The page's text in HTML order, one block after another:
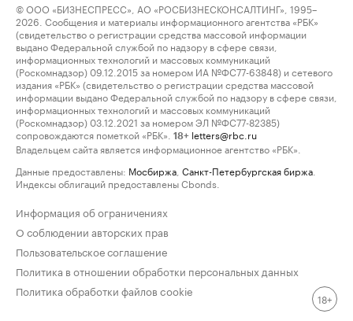
© ООО «БИЗНЕСПРЕСС», АО «РОСБИЗНЕСКОНСАЛТИНГ», 1995–
2026. Сообщения и материалы информационного агентства «РБК»
(свидетельство о регистрации средства массовой информации
выдано Федеральной службой по надзору в сфере связи,
информационных технологий и массовых коммуникаций
(Роскомнадзор) 09.12.2015 за номером ИА №ФС77-63848) и сетевого
издания «РБК» (свидетельство о регистрации средства массовой
информации выдано Федеральной службой по надзору в сфере связи,
информационных технологий и массовых коммуникаций
(Роскомнадзор) 03.12.2021 за номером ЭЛ №ФС77-82385)
сопровождаются пометкой «РБК».
18+ letters@rbc.ru
Владельцем сайта является информационное агентство «РБК».
Данные предоставлены: Мосбиржа Санкт-Петербургская биржа
Индексы облигаций предоставлены Cbonds.
Информация об ограничениях
О соблюдении авторских прав
Пользовательское соглашение
Политика в отношении обработки персональных данных
Политика обработки файлов cookie
18+